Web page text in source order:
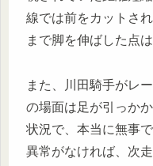
線では前をカットさ
まで脚を伸ばした点
また、川田騎手がレ
の場面は足が引っか
状況で、本当に無事
異常がなければ、次